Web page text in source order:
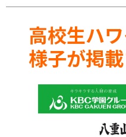
高校生ハ
様子が掲載